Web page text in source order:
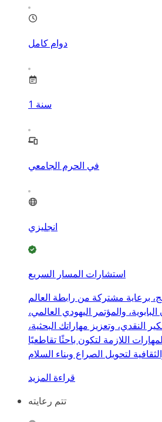
دوام كامل
1 سنة
في الحرم الجامعي
انجليزي
استشارات المسار السريع
برعاية مشتركة من رابطة العالم
والمؤتمر اليهودي العالمي،
النقدي، وتعزيز مهاراتك البحثية،
اللازمة لتكون باحثًا تقاطعيًا
قراءة المزيد
تتم رعايته